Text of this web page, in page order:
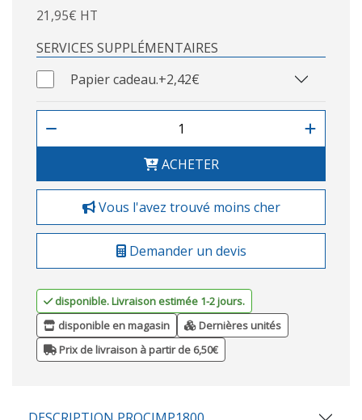
21,95€ HT
SERVICES SUPPLÉMENTAIRES
Papier cadeau.+2,42€
ACHETER
Vous l'avez trouvé moins cher
Demander un devis
disponible. Livraison estimée 1-2 jours.
disponible en magasin
Dernières unités
Prix de livraison à partir de 6,50€